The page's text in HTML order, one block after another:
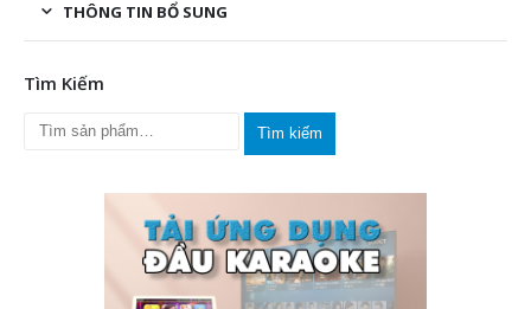
THÔNG TIN BỔ SUNG
Tìm Kiếm
Tìm kiếm